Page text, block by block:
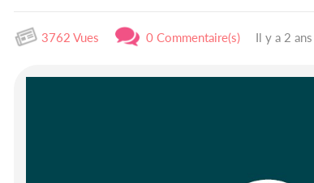
3762 Vues 0 Commentaire(s) Il y a 2 ans